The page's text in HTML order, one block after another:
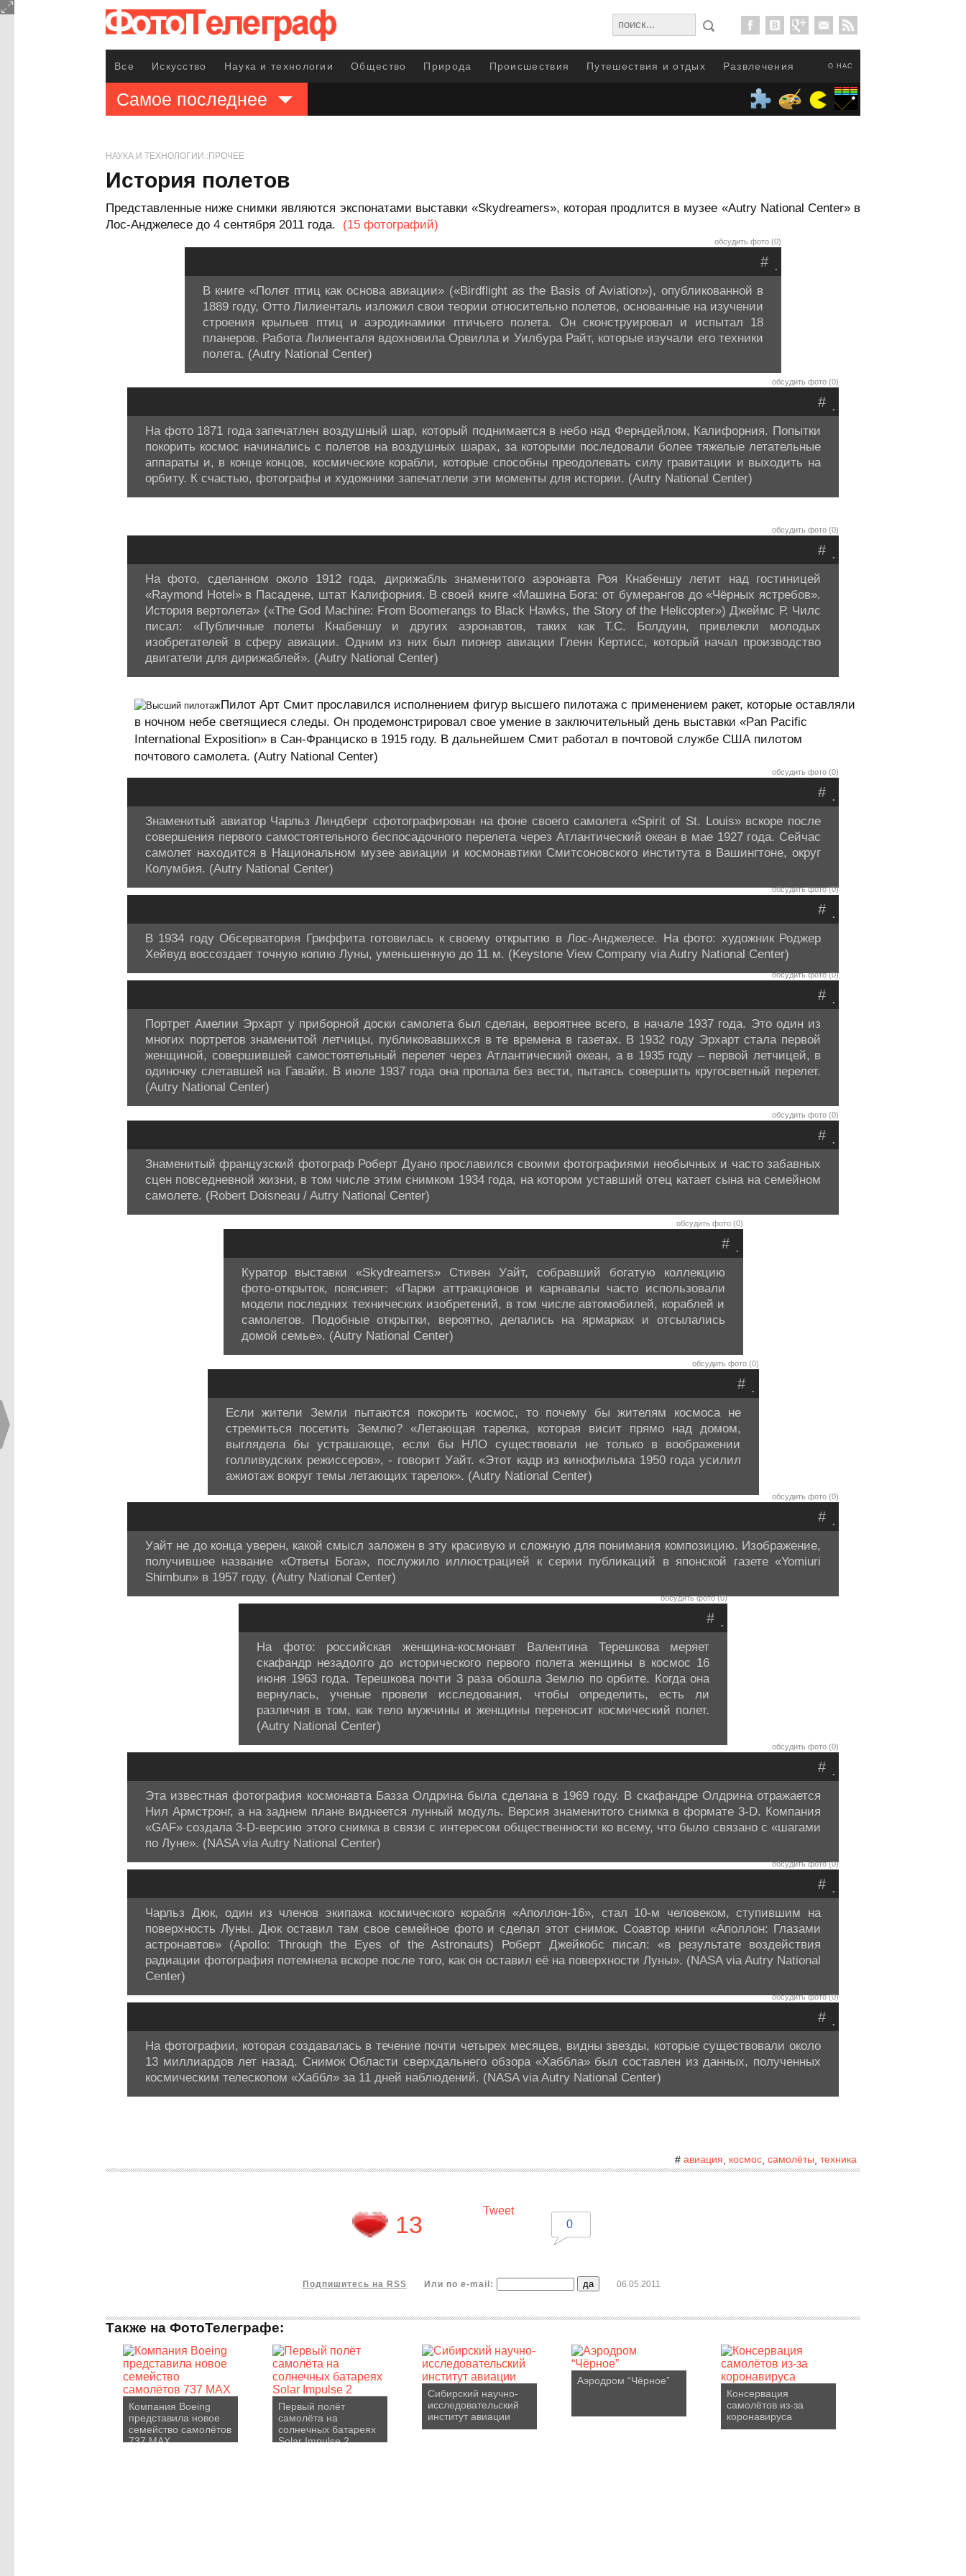
О НАС
Все Искусство Наука и технологии Общество Природа Происшествия Путешествия и отдых Развлечения
Самое последнее
НАУКА И ТЕХНОЛОГИИ::ПРОЧЕЕ
История полетов
Представленные ниже снимки являются экспонатами выставки «Skydreamers», которая продлится в музее «Autry National Center» в
Лос-Анджелесе до 4 сентября 2011 года. (15 фотографий)
обсудить фото (0)
.
#
В книге «Полет птиц как основа авиации» («Birdflight as the Basis of Aviation»), опубликованной в
1889 году, Отто Лилиенталь изложил свои теории относительно полетов, основанные на изучении
строения крыльев птиц и аэродинамики птичьего полета. Он сконструировал и испытал 18
планеров. Работа Лилиенталя вдохновила Орвилла и Уилбура Райт, которые изучали его техники
полета. (Autry National Center)
обсудить фото (0)
.
#
На фото 1871 года запечатлен воздушный шар, который поднимается в небо над Ферндейлом, Калифорния. Попытки
покорить космос начинались с полетов на воздушных шарах, за которыми последовали более тяжелые летательные
аппараты и, в конце концов, космические корабли, которые способны преодолевать силу гравитации и выходить на
орбиту. К счастью, фотографы и художники запечатлели эти моменты для истории. (Autry National Center)
обсудить фото (0)
.
#
На фото, сделанном около 1912 года, дирижабль знаменитого аэронавта Роя Кнабеншу летит над гостиницей
«Raymond Hotel» в Пасадене, штат Калифорния. В своей книге «Машина Бога: от бумерангов до «Чёрных ястребов».
История вертолета» («The God Machine: From Boomerangs to Black Hawks, the Story of the Helicopter») Джеймс Р. Чилс
писал: «Публичные полеты Кнабеншу и других аэронавтов, таких как Т.С. Болдуин, привлекли молодых
изобретателей в сферу авиации. Одним из них был пионер авиации Гленн Кертисс, который начал производство
двигатели для дирижаблей». (Autry National Center)
Пилот Арт Смит прославился исполнением фигур высшего пилотажа с применением ракет, которые оставляли
в ночном небе светящиеся следы. Он продемонстрировал свое умение в заключительный день выставки «Pan Pacific
International Exposition» в Сан-Франциско в 1915 году. В дальнейшем Смит работал в почтовой службе США пилотом
почтового самолета. (Autry National Center)
обсудить фото (0)
.
#
Знаменитый авиатор Чарльз Линдберг сфотографирован на фоне своего самолета «Spirit of St. Louis» вскоре после
совершения первого самостоятельного беспосадочного перелета через Атлантический океан в мае 1927 года. Сейчас
самолет находится в Национальном музее авиации и космонавтики Смитсоновского института в Вашингтоне, округ
Колумбия. (Autry National Center)
обсудить фото (0)
.
#
В 1934 году Обсерватория Гриффита готовилась к своему открытию в Лос-Анджелесе. На фото: художник Роджер
Хейвуд воссоздает точную копию Луны, уменьшенную до 11 м. (Keystone View Company via Autry National Center)
обсудить фото (0)
.
#
Портрет Амелии Эрхарт у приборной доски самолета был сделан, вероятнее всего, в начале 1937 года. Это один из
многих портретов знаменитой летчицы, публиковавшихся в те времена в газетах. В 1932 году Эрхарт стала первой
женщиной, совершившей самостоятельный перелет через Атлантический океан, а в 1935 году – первой летчицей, в
одиночку слетавшей на Гавайи. В июле 1937 года она пропала без вести, пытаясь совершить кругосветный перелет.
(Autry National Center)
обсудить фото (0)
.
#
Знаменитый французский фотограф Роберт Дуано прославился своими фотографиями необычных и часто забавных
сцен повседневной жизни, в том числе этим снимком 1934 года, на котором уставший отец катает сына на семейном
самолете. (Robert Doisneau / Autry National Center)
обсудить фото (0)
.
#
Куратор выставки «Skydreamers» Стивен Уайт, собравший богатую коллекцию
фото-открыток, поясняет: «Парки аттракционов и карнавалы часто использовали
модели последних технических изобретений, в том числе автомобилей, кораблей и
самолетов. Подобные открытки, вероятно, делались на ярмарках и отсылались
домой семье». (Autry National Center)
обсудить фото (0)
.
#
Если жители Земли пытаются покорить космос, то почему бы жителям космоса не
стремиться посетить Землю? «Летающая тарелка, которая висит прямо над домом,
выглядела бы устрашающе, если бы НЛО существовали не только в воображении
голливудских режиссеров», - говорит Уайт. «Этот кадр из кинофильма 1950 года усилил
ажиотаж вокруг темы летающих тарелок». (Autry National Center)
обсудить фото (0)
.
#
Уайт не до конца уверен, какой смысл заложен в эту красивую и сложную для понимания композицию. Изображение,
получившее название «Ответы Бога», послужило иллюстрацией к серии публикаций в японской газете «Yomiuri
Shimbun» в 1957 году. (Autry National Center)
обсудить фото (0)
.
#
На фото: российская женщина-космонавт Валентина Терешкова меряет
скафандр незадолго до исторического первого полета женщины в космос 16
июня 1963 года. Терешкова почти 3 раза обошла Землю по орбите. Когда она
вернулась, ученые провели исследования, чтобы определить, есть ли
различия в том, как тело мужчины и женщины переносит космический полет.
(Autry National Center)
обсудить фото (0)
.
#
Эта известная фотография космонавта Базза Олдрина была сделана в 1969 году. В скафандре Олдрина отражается
Нил Армстронг, а на заднем плане виднеется лунный модуль. Версия знаменитого снимка в формате 3-D. Компания
«GAF» создала 3-D-версию этого снимка в связи с интересом общественности ко всему, что было связано с «шагами
по Луне». (NASA via Autry National Center)
обсудить фото (0)
.
#
Чарльз Дюк, один из членов экипажа космического корабля «Аполлон-16», стал 10-м человеком, ступившим на
поверхность Луны. Дюк оставил там свое семейное фото и сделал этот снимок. Соавтор книги «Аполлон: Глазами
астронавтов» (Apollo: Through the Eyes of the Astronauts) Роберт Джейкобс писал: «в результате воздействия
радиации фотография потемнела вскоре после того, как он оставил её на поверхности Луны». (NASA via Autry National
Center)
обсудить фото (0)
.
#
На фотографии, которая создавалась в течение почти четырех месяцев, видны звезды, которые существовали около
13 миллиардов лет назад. Снимок Области сверхдальнего обзора «Хаббла» был составлен из данных, полученных
космическим телескопом «Хаббл» за 11 дней наблюдений. (NASA via Autry National Center)
# авиация космос самолёты техника
13
Tweet
0
Подпишитесь на RSS Или по e-mail: 06.05.2011
Также на ФотоТелеграфе:
Компания Boeing
представила новое
семейство самолётов
737 MAX
Первый полёт
самолёта на
солнечных батареях
Solar Impulse 2
Сибирский научно-
исследовательский
институт авиации
Аэродром “Чёрное”
Консервация
самолётов из-за
коронавируса